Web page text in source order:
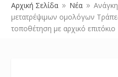
Αρχική Σελίδα 9 Νέα 9
μετατρέψιμων ομολόγων
τοποθέτηση με αρχικό επιτόκιο